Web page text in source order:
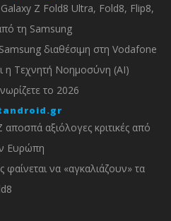
Z Fold8 Ultra, Fold8, Flip8,
τη Samsung
διαθέσιμη στη Vodafone
η Τεχνητή Νοημοσύνη (AI)
το 2026
αξιόλογες κριτικές από
Ευρώπη
να «αγκαλιάζουν» τα